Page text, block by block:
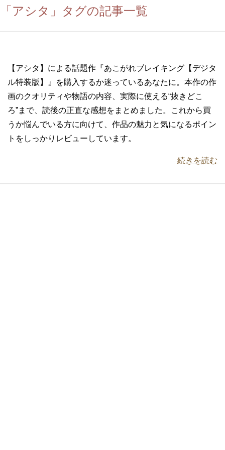
「アシタ」タグの記事一覧
【アシタ】による話題作『あこがれブレイキング【デジタ
ル特装版】』を購入するか迷っているあなたに。本作の作
画のクオリティや物語の内容、実際に使える“抜きどこ
ろ”まで、読後の正直な感想をまとめました。これから買
うか悩んでいる方に向けて、作品の魅力と気になるポイン
トをしっかりレビューしています。
続きを読む